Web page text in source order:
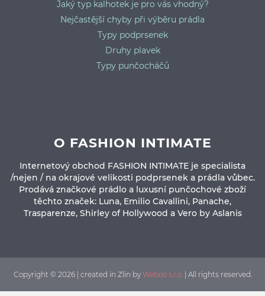
Jaký typ kalhotek je pro vás vhodný?
Nejčastější chyby při výběru prádla
Typy podprsenek
Druhy plavek
Typy punčocháčů
O FASHION INTIMATE
Internetový obchod FASHION INTIMATE je specialista
/nejen / na okrajové velikosti podprsenek a prádla vůbec.
Prodává značkové prádlo a luxusní punčochové zboží
těchto značek: Luna, Emilio Cavallini, Panache,
Trasparenze, Shirley of Hollywood a Vero by Aslanis
Copyright © 2026 | created in Zlin by Weboo s.r.o. | All rights reserved.